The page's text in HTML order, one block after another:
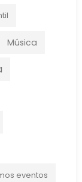
Música
eventos